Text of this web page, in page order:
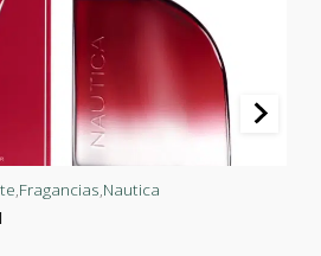
Fragancias Nautica